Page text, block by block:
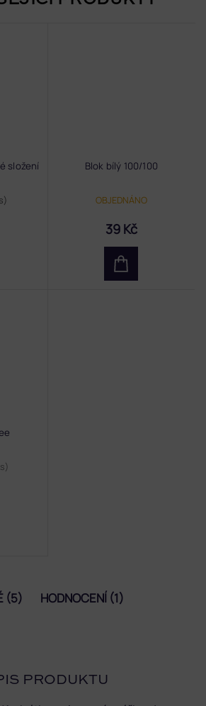
složení Blok bílý 100/100
OBJEDNÁNO
39 Kč
(5)
HODNOCENÍ (1)
PRODUKTU